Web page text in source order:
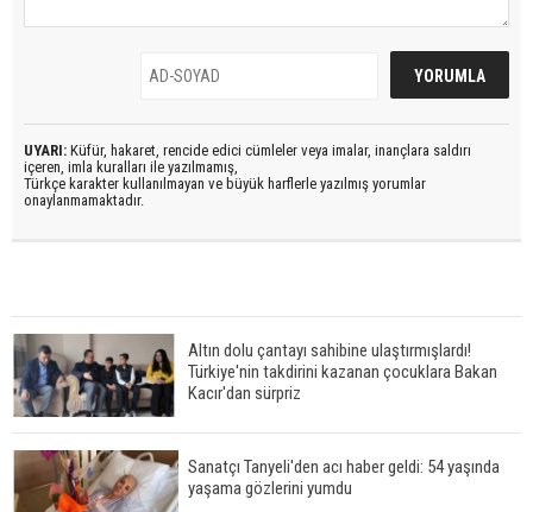
UYARI: Küfür, hakaret, rencide edici cümleler veya imalar, inançlara saldırı
içeren, imla kuralları ile yazılmamış,
Türkçe karakter kullanılmayan ve büyük harflerle yazılmış yorumlar
onaylanmamaktadır.
Altın dolu çantayı sahibine ulaştırmışlardı!
Türkiye'nin takdirini kazanan çocuklara Bakan
Kacır'dan sürpriz
Sanatçı Tanyeli'den acı haber geldi: 54 yaşında
yaşama gözlerini yumdu